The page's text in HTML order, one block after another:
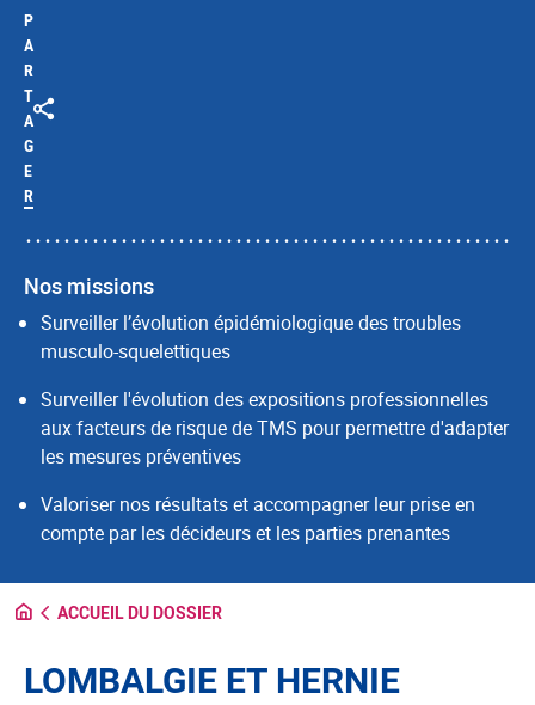
P
A
R
T
A
G
E
R
Nos missions
Surveiller l’évolution épidémiologique des troubles
musculo-squelettiques
Surveiller l'évolution des expositions professionnelles
aux facteurs de risque de TMS pour permettre d'adapter
les mesures préventives
Valoriser nos résultats et accompagner leur prise en
compte par les décideurs et les parties prenantes
ACCUEIL DU DOSSIER
LOMBALGIE ET HERNIE